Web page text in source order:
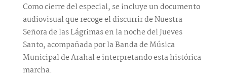
Como cierre del especial, se incluye un documento
audiovisual que recoge el discurrir de Nuestra
Señora de las Lágrimas en la noche del Jueves
Santo, acompañada por la Banda de Música
Municipal de Arahal e interpretando esta histórica
marcha.